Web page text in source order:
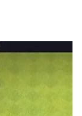
ลัง
รอดให้สูงสุด!